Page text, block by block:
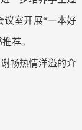
议室开展“一本好
荐。
畅热情洋溢的介